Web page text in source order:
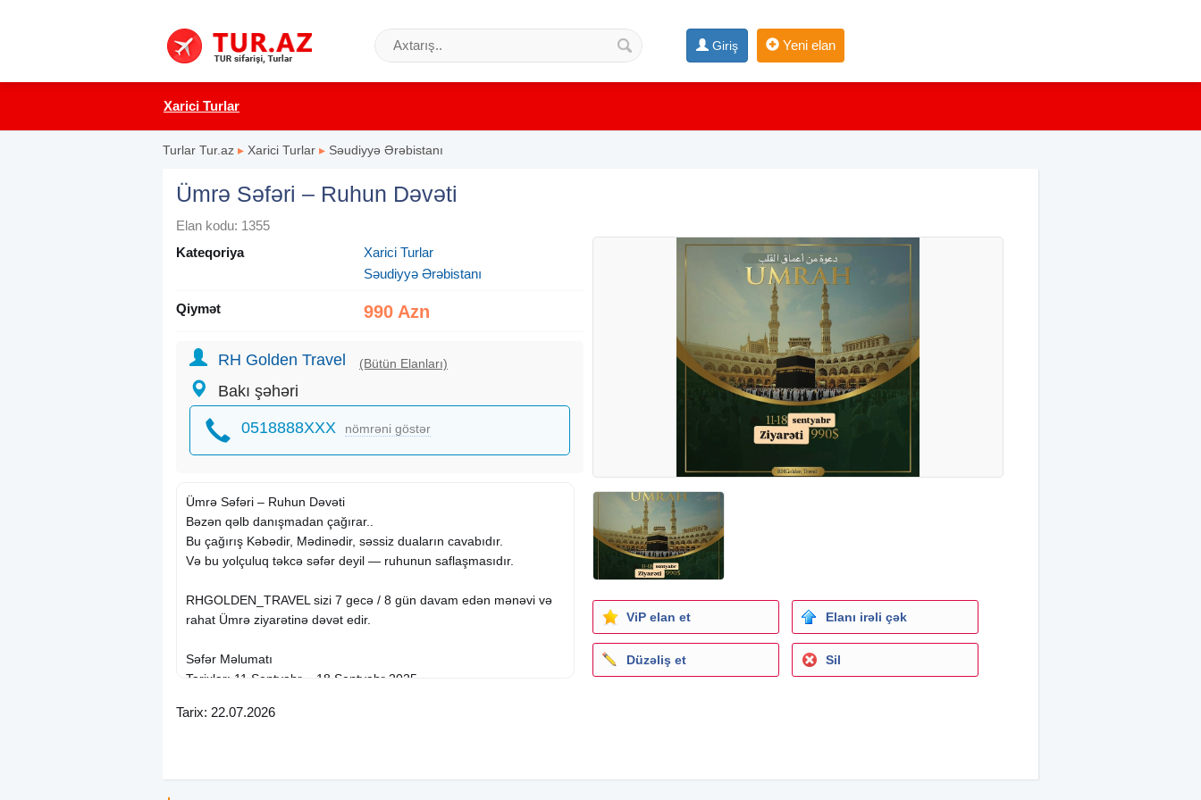
Giriş Yeni elan
Xarici Turlar
Turlar Tur.az ▸ Xarici Turlar ▸ Səudiyyə Ərəbistanı
Ümrə Səfəri – Ruhun Dəvəti
Elan kodu: 1355
Kateqoriya
Xarici Turlar
Səudiyyə Ərəbistanı
Qiymət 990 Azn
RH Golden Travel (Bütün Elanları)
Bakı şəhəri
0518888XXX nömrəni göstər
Ümrə Səfəri – Ruhun Dəvəti
Bəzən qəlb danışmadan çağırar..
Bu çağırış Kəbədir, Mədinədir, səssiz duaların cavabıdır.
Və bu yolçuluq təkcə səfər deyil — ruhunun saflaşmasıdır.
RHGOLDEN_TRAVEL sizi 7 gecə / 8 gün davam edən mənəvi və
rahat Ümrə ziyarətinə dəvət edir.
Səfər Məlumatı
Tarixlər: 11 Sentyabr – 18 Sentyabr 2025
Qiymət: Cəmi 990 USD
Aviabilet – rahat və təhlükəsiz uçuşlar
Tarix: 22.07.2026
ViP elan et Elanı irəli çək
Düzəliş et Sil